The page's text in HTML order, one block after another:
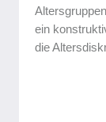
ein
die